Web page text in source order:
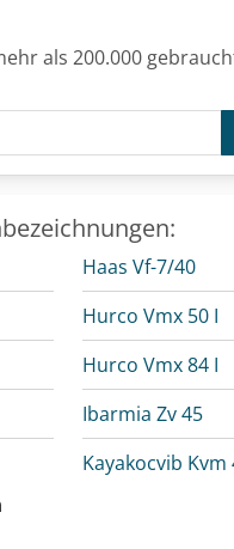
als 200.000
Haas Vf-7/40
Hurco Vmx 50 I
Hurco Vmx 84 I
Ibarmia Zv 45
Kayakocvib Kvm